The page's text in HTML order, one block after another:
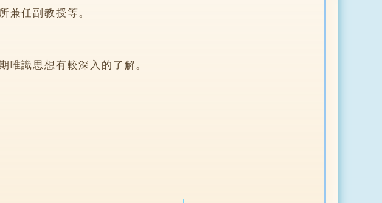
兼任副教授等。
唯識思想有較深入的了解。